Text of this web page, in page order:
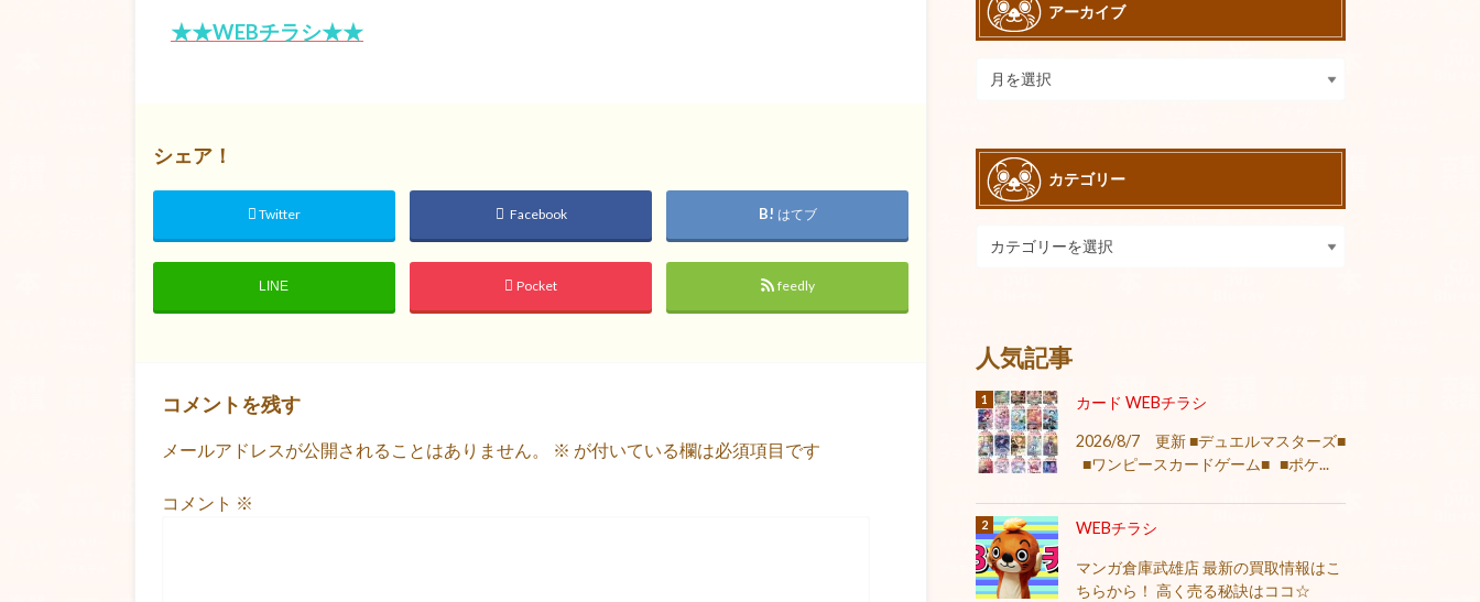
★★WEBチラシ★★
シェア！
Twitter Facebook はてブ
LINE Pocket feedly
コメントを残す
メールアドレスが公開されることはありません。 ※ が付いている欄は必須項目です
コメント ※
アーカイブ
カテゴリー
人気記事
カード WEBチラシ
2026/8/7 更新 ■デュエルマスターズ■
■ワンピースカードゲーム■ ■ポケ...
WEBチラシ
マンガ倉庫武雄店 最新の買取情報はこ
ちらから！ 高く売る秘訣はココ☆